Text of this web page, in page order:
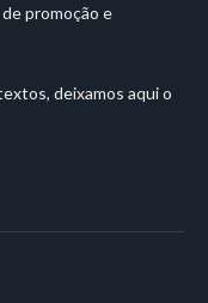
promoção e
deixamos aqui o